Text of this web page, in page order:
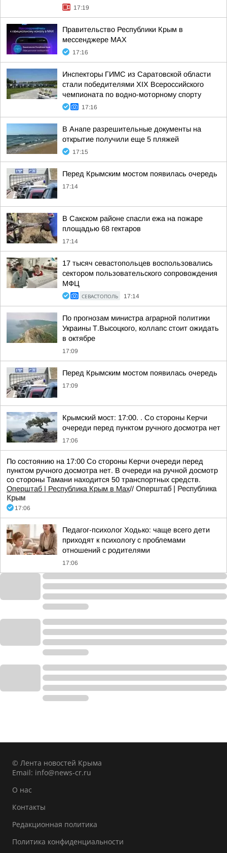
17:19
Правительство Республики Крым в
мессенджере MAX
17:16
Инспекторы ГИМС из Саратовской области
стали победителями XIX Всероссийского
чемпионата по водно-моторному спорту
17:16
В Анапе разрешительные документы на
открытие получили еще 5 пляжей
17:15
Перед Крымским мостом появилась очередь
17:14
В Сакском районе спасли ежа на пожаре
площадью 68 гектаров
17:14
17 тысяч севастопольцев воспользовались
сектором пользовательского сопровождения
МФЦ
СЕВАСТОПОЛЬ 17:14
По прогнозам министра аграрной политики
Украины Т.Высоцкого, коллапс стоит ожидать
в октябре
17:09
Перед Крымским мостом появилась очередь
17:09
Крымский мост: 17:00. . Со стороны Керчи
очереди перед пунктом ручного досмотра нет
17:06
По состоянию на 17:00 Со стороны Керчи очереди перед
пунктом ручного досмотра нет. В очереди на ручной досмотр
со стороны Тамани находится 50 транспортных средств.
Оперштаб | Республика Крым в Мax// Оперштаб | Республика
Крым
17:06
Педагог-психолог Ходько: чаще всего дети
приходят к психологу с проблемами
отношений с родителями
17:06
© Лента новостей Крыма
Email: info@news-cr.ru
О нас
Контакты
Редакционная политика
Политика конфиденциальности